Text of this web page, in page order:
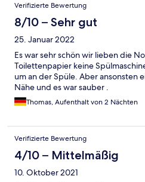
Verifizierte Bewertung
8/10 – Sehr gut
25. Januar 2022
Es war sehr schön wir lieben die
Toilettenpapier keine
um an der Spüle. Aber ansonsten
Nähe und es war sauber .
Thomas, Aufenthalt von 2 Nächten
Verifizierte Bewertung
4/10 – Mittelmäßig
10. Oktober 2021